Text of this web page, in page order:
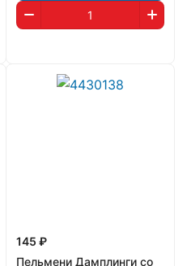
145 ₽
Пельмени Дамплинги со